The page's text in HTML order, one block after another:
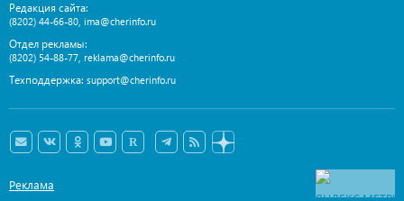
Редакция сайта:
(8202) 44-66-80, ima@cherinfo.ru
Отдел рекламы:
(8202) 54-88-77, reklama@cherinfo.ru
Техподдержка: support@cherinfo.ru
Реклама